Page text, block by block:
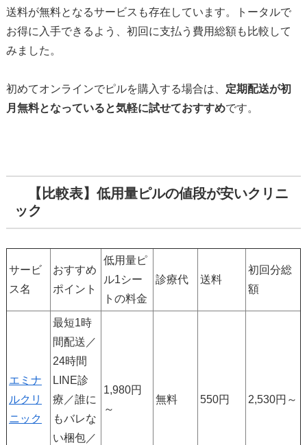
送料が無料となるサービスも存在しています。トータルで
お得に入手できるよう、初回に支払う費用総額も比較して
みました。
初めてオンラインでピルを購入する場合は、 定期配送が初
月無料となっていると気軽に試せておすすめです。
【比較表】低用量ピルの値段が安いクリニ
ック
サービ
ス名
おすすめ
ポイント
低用量ピ
ル1シー
トの料金
診療代 送料
初回分総
額
エミナ
ルクリ
ニック
最短1時
間配送／
24時間
LINE診
療／誰に
もバレな
い梱包／
1,980円
～
無料 550円 2,530円～